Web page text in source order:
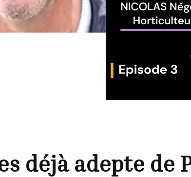
déjà adepte de